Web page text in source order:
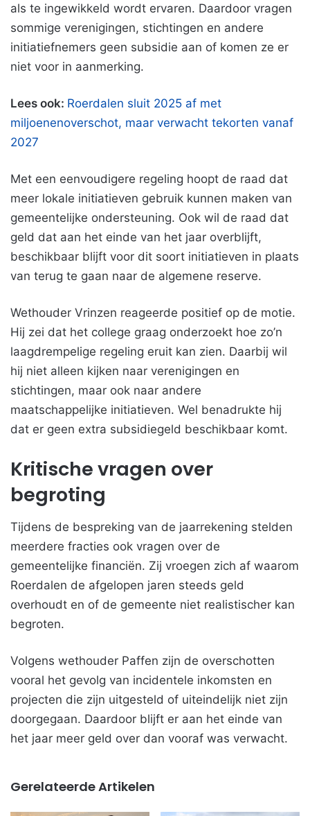
als te ingewikkeld wordt ervaren. Daardoor vragen
sommige verenigingen, stichtingen en andere
initiatiefnemers geen subsidie aan of komen ze er
niet voor in aanmerking.
Lees ook: Roerdalen sluit 2025 af met
miljoenenoverschot, maar verwacht tekorten vanaf
2027
Met een eenvoudigere regeling hoopt de raad dat
meer lokale initiatieven gebruik kunnen maken van
gemeentelijke ondersteuning. Ook wil de raad dat
geld dat aan het einde van het jaar overblijft,
beschikbaar blijft voor dit soort initiatieven in plaats
van terug te gaan naar de algemene reserve.
Wethouder Vrinzen reageerde positief op de motie.
Hij zei dat het college graag onderzoekt hoe zo’n
laagdrempelige regeling eruit kan zien. Daarbij wil
hij niet alleen kijken naar verenigingen en
stichtingen, maar ook naar andere
maatschappelijke initiatieven. Wel benadrukte hij
dat er geen extra subsidiegeld beschikbaar komt.
Kritische vragen over
begroting
Tijdens de bespreking van de jaarrekening stelden
meerdere fracties ook vragen over de
gemeentelijke financiën. Zij vroegen zich af waarom
Roerdalen de afgelopen jaren steeds geld
overhoudt en of de gemeente niet realistischer kan
begroten.
Volgens wethouder Paffen zijn de overschotten
vooral het gevolg van incidentele inkomsten en
projecten die zijn uitgesteld of uiteindelijk niet zijn
doorgegaan. Daardoor blijft er aan het einde van
het jaar meer geld over dan vooraf was verwacht.
Gerelateerde Artikelen